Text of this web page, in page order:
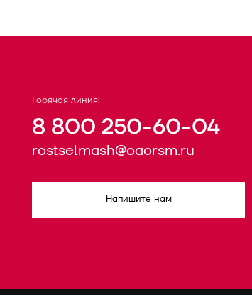
Горячая линия:
8 800 250-60-04
rostselmash@oaorsm.ru
Напишите нам